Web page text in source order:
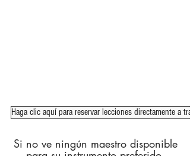
Haga clic aquí para reservar lecciones directamente a
Si no ve ningún maestro disponible